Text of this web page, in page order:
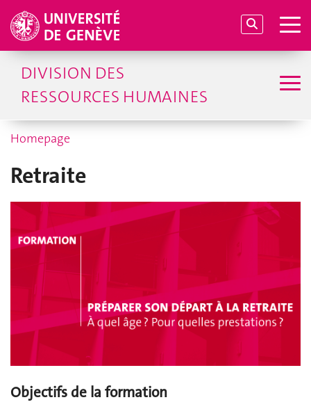
DIVISION DES
RESSOURCES HUMAINES
Homepage
Retraite
Objectifs de la formation